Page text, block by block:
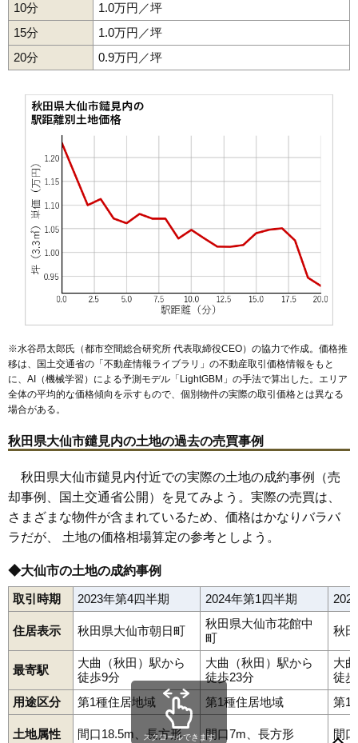
46 東川 2.4万円
47 高関上郷 2.1万円
48 高梨 2.0万円
50 協和境
51 北楢岡
53 太田町横沢
54 福田
55 大曲西根 1.5万円
56 1.5万円 101万円
57
-17.5%
1.3万円
寺館 1.1万円 185万円 -15.8%
62 橋本 1.1万円 329万円 -13.0%
63
65 土川 1.0万円 61万円 -15.2%
66 豊岡 1.0万円 108万円 -8.1%
67 横堀 0.9万円 141万円 -23.0%
68 太田町国見 0.9万円 54万円 -4.2%
69 木原田 0.9万円 128万円
70 協和船岡 0.9万円
71 協和小種 0.8万円 83万円 -32.3%
72 大沢郷宿 0.8万円 58万円 -22.8%
73 協和稲沢 0.8万円 -30.4%
清水 0.7万円 27万円 -13.8%
堀見内 0.7万円 420万円 -7.6%
76 太田町三本扇 0.7万円 30万円 -29.7%
77 太田町太田 0.7万円 27万円 -27.2%
10分
1.0万円／坪
15分
1.0万円／坪
20分
0.9万円／坪
※水谷昂太郎氏（都市空間総合研究所 代表取締役CEO）の協力で作成。価格推
移は、国土交通省の「不動産情報ライブラリ 」の不動産取引価格情報をもと
に、AI（機械学習）による予測モデル「LightGBM」の手法で算出した。エリア
全体の平均的な価格傾向を示すもので、個別物件の実際の取引価格とは異なる
場合がある。
秋田県大仙市鑓見内の土地の過去の売買事例
秋田県大仙市鑓見内付近での実際の土地の成約事例（売
却事例、国土交通省公開）を見てみよう。実際の売買は、
さまざまな物件が含まれているため、価格はかなりバラバ
ラだが、 土地の価格相場算定の参考としよう。
◆大仙市の土地の成約事例
取引時期 2023年第4四半期 2024年第1四半期
住居表示 秋田県大仙市朝日町
秋田県大仙市花館中
町
秋
最寄駅
大曲（秋田）駅から
徒歩9分
大曲（秋田）駅から
徒歩23分
大
徒
用途区分
第1種住居地域 第1種住居地域 第1
土地属性 間口18.5m、長方形 間口7m、長方形 間
スクロールできます
朝日町飯田内小友大沢郷宿太田町太田太田町国見
太田町三本扇太田町中里太田町横沢大花町大曲
大曲あけぼの町大曲飯田町大曲金谷町大曲上大町
大曲上栄町大曲川原町 大曲栄町大曲白金町大曲住吉町